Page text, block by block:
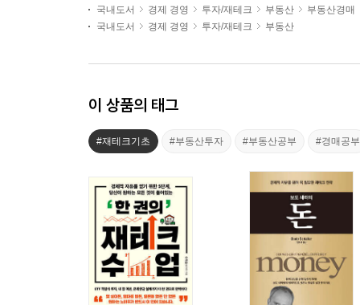
국내도서 경제 경영 투자/재테크 부동산
부동산경매
국내도서
경제 경영 투자/재테크 부동산
이 상품의 태그
#재테크기초 #부동산투자 #부동산공부 #경매공부